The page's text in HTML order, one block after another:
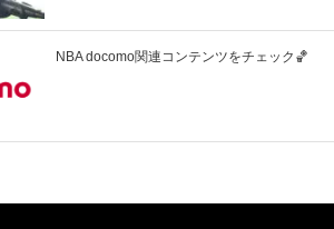
NBA docomo関連コンテンツをチェック🏀